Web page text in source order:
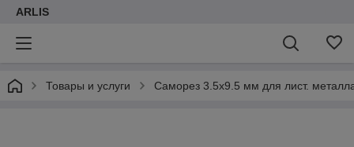
ARLIS
Товары и услуги Саморез 3.5х9.5 мм для лист.